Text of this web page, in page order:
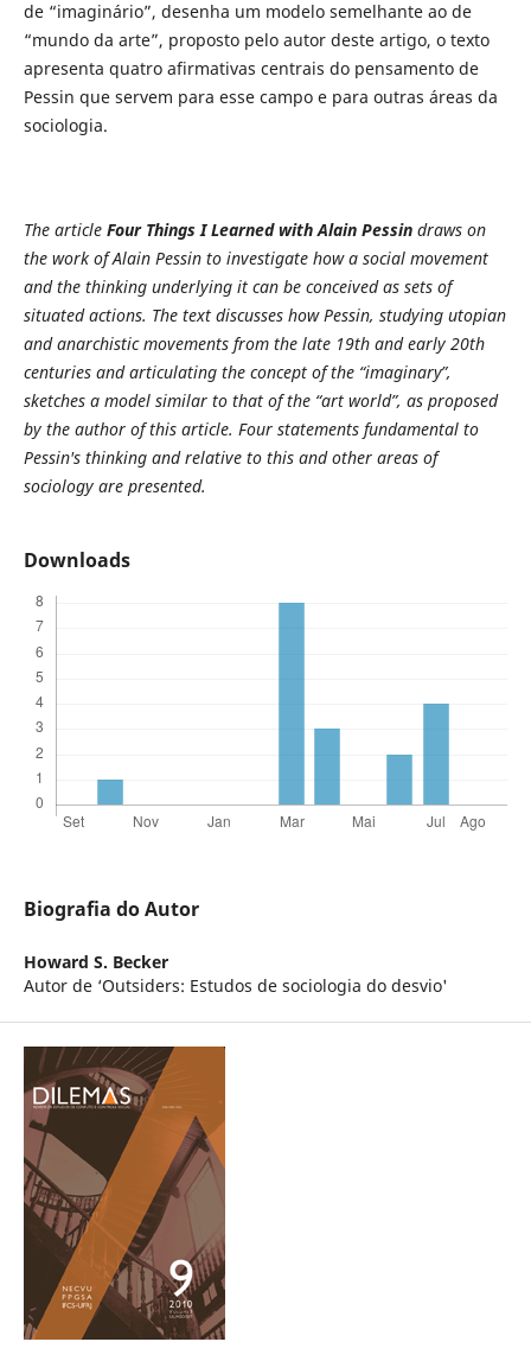
de “imaginário”, desenha um modelo semelhante ao de
“mundo da arte”, proposto pelo autor deste artigo, o texto
apresenta quatro afirmativas centrais do pensamento de
Pessin que servem para esse campo e para outras áreas da
sociologia.
The article Four Things I Learned with Alain Pessindraws on
the work of Alain Pessin to investigate how a social movement
and the thinking underlying it can be conceived as sets of
situatedactions. The text discusses how Pessin, studying utopian
and anarchistic movements from the late 19th and early 20th
centuries and articulating the concept of the “imaginary”,
sketches a model similar to that of the “art world”, as proposed
by the author of this article. Four statements fundamental to
Pessin's thinking and relative to this and other areas of
sociology are presented.
Downloads
Biografia do Autor
Howard S. Becker
Autor de ‘Outsiders: Estudos de sociologia do desvio'